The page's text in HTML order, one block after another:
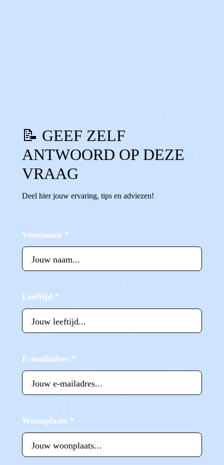
📝 GEEF ZELF
ANTWOORD OP DEZE
VRAAG
Deel hier jouw ervaring, tips en adviezen!
Voornaam *
Leeftijd *
E-mailadres *
Woonplaats *